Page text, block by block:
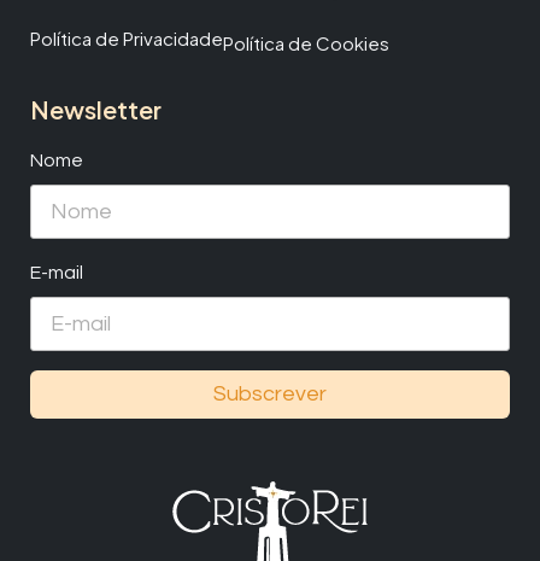
Política de PrivacidadePolítica de Cookies
Newsletter
Nome
E-mail
Subscrever